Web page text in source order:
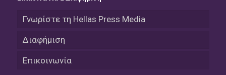
Γνωρίστε τη Hellas Press Media
Διαφήμιση
Επικοινωνία